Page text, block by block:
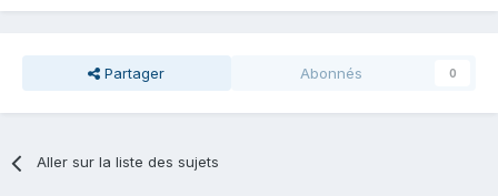
Partager Abonnés 0
Aller sur la liste des sujets